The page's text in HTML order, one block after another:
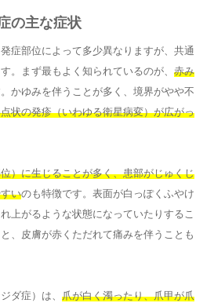
の主な症状
症部位によって多少異なりますが、共通
。まず最もよく知られているのが、 赤み
かゆみを伴うことが多く、境界がやや不
状の発疹（いわゆる衛星病変）が広がっ
）に生じることが多く、患部がじゅくじ
いのも特徴です。表面が白っぽくふやけ
上がるような状態になっていたりするこ
、皮膚が赤くただれて痛みを伴うことも
ダ症）は、 爪が白く濁ったり、爪甲が爪